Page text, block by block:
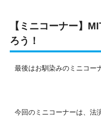
【ミニコーナー】
ろう！
最後はお馴染みのミニコー
今回のミニコーナーは、法